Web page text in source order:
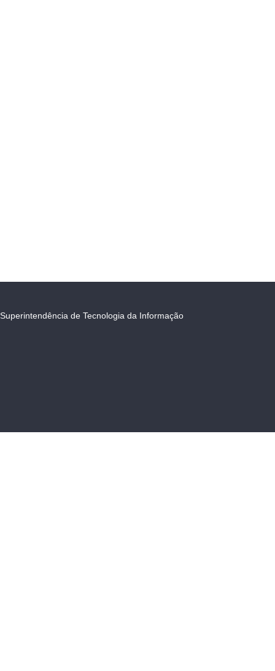
Superintendência de Tecnologia da Informação